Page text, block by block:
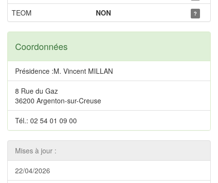
TEOM NON ?
Coordonnées
Présidence :M. Vincent MILLAN
8 Rue du Gaz
36200 Argenton-sur-Creuse
Tél.: 02 54 01 09 00
Mises à jour :
22/04/2026